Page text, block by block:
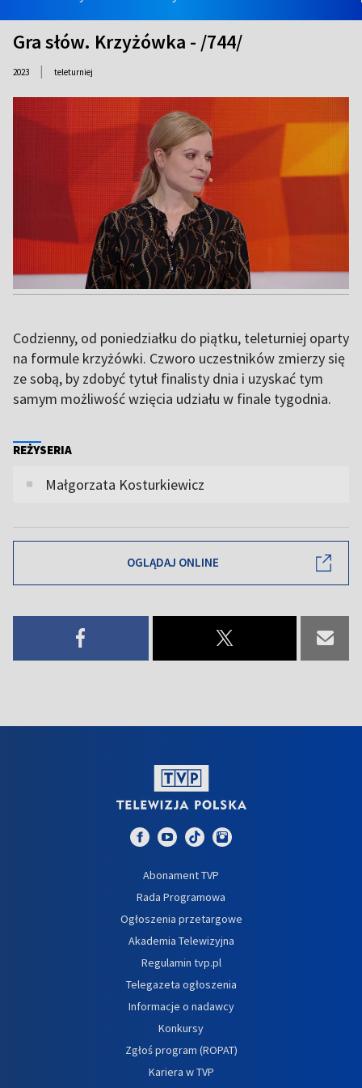
Gra słów. Krzyżówka - /744/
2023 | teleturniej
Codzienny, od poniedziałku do piątku, teleturniej oparty
na formule krzyżówki. Czworo uczestników zmierzy się
ze sobą, by zdobyć tytuł finalisty dnia i uzyskać tym
samym możliwość wzięcia udziału w finale tygodnia.
REŻYSERIA
Małgorzata Kosturkiewicz
OGLĄDAJ ONLINE
Abonament TVP
Rada Programowa
Ogłoszenia przetargowe
Akademia Telewizyjna
Regulamin tvp.pl
Telegazeta ogłoszenia
Informacje o nadawcy
Konkursy
Zgłoś program (ROPAT)
Kariera w TVP